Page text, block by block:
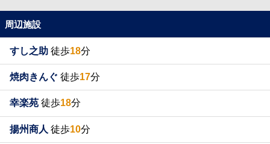
周辺施設
すし之助 徒歩18分
焼肉きんぐ 徒歩17分
幸楽苑 徒歩18分
揚州商人 徒歩10分